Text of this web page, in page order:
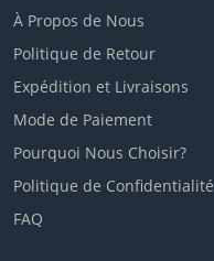
À Propos de Nous
Politique de Retour
Expédition et Livraisons
Mode de Paiement
Pourquoi Nous Choisir?
Politique de Confidentialité
FAQ